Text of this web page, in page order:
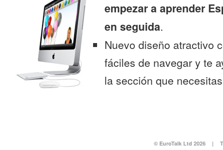
empezar a aprender
en seguida.
Nuevo diseño atractivo
fáciles de navegar y te
la sección que
© EuroTalk Ltd 2026 |